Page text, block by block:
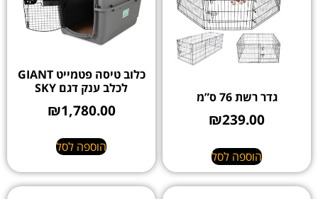
גדר רשת 76 ס”מ
₪239.00
הוספה לסל
כלוב טיסה פטמייט GIANT
לכלב ענק דגם SKY
₪1,780.00
הוספה לסל